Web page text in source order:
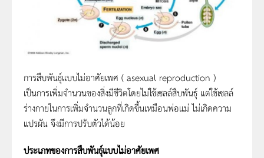
การสืบพันธุ์แบบไม่อาศัยเพศ ( asexual reproduction )
เป็นการเพิ่มจำนวนของสิ่งมีชีวิตโดยไม่ใช้เซลล์สืบพันธุ์ แต่ใช้เซลล์
ร่างกายในการเพิ่มจำนวนลูกที่เกิดขึ้นเหมือนพ่อแม่ ไม่เกิดความ
แปรผัน จึงมีการปรับตัวได้น้อย
ประเภทของการสืบพันธุ์แบบไม่อาศัยเพศ